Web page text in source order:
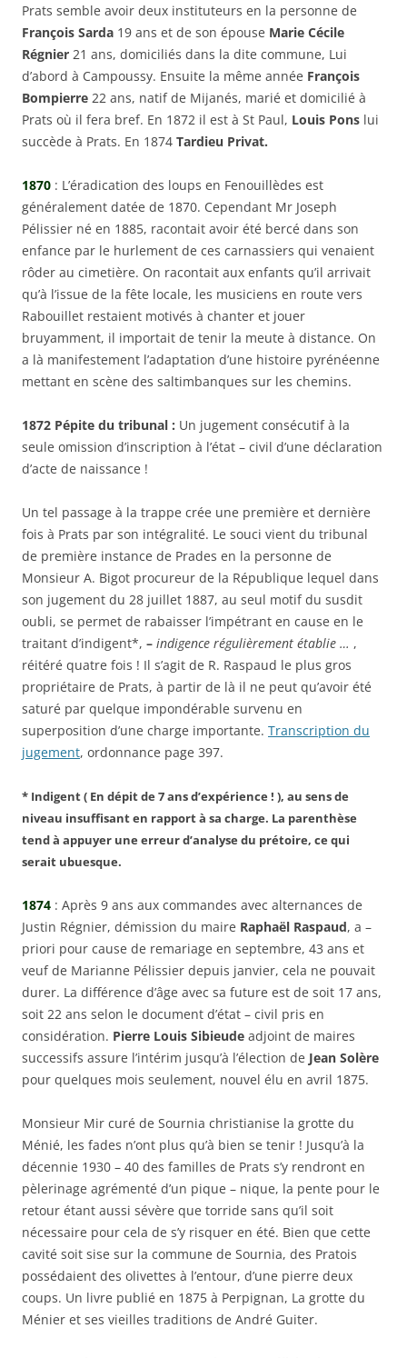
Prats semble avoir deux instituteurs en la personne de
François Sarda 19 ans et de son épouse Marie Cécile
Régnier 21 ans, domiciliés dans la dite commune, Lui
d’abord à Campoussy. Ensuite la même année François
Bompierre 22 ans, natif de Mijanés, marié et domicilié à
Prats où il fera bref. En 1872 il est à St Paul, Louis Pons lui
succède à Prats. En 1874 Tardieu Privat.
1870 : L’éradication des loups en Fenouillèdes est
généralement datée de 1870. Cependant Mr Joseph
Pélissier né en 1885, racontait avoir été bercé dans son
enfance par le hurlement de ces carnassiers qui venaient
rôder au cimetière. On racontait aux enfants qu’il arrivait
qu’à l’issue de la fête locale, les musiciens en route vers
Rabouillet restaient motivés à chanter et jouer
bruyamment, il importait de tenir la meute à distance. On
a là manifestement l’adaptation d’une histoire pyrénéenne
mettant en scène des saltimbanques sur les chemins.
1872 Pépite du tribunal : Un jugement consécutif à la
seule omission d’inscription à l’état – civil d’une déclaration
d’acte de naissance !
Un tel passage à la trappe crée une première et dernière
fois à Prats par son intégralité. Le souci vient du tribunal
de première instance de Prades en la personne de
Monsieur A. Bigot procureur de la République lequel dans
son jugement du 28 juillet 1887, au seul motif du susdit
oubli, se permet de rabaisser l’impétrant en cause en le
traitant d’indigent*, – indigence régulièrement établie … ,
réitéré quatre fois ! Il s’agit de R. Raspaud le plus gros
propriétaire de Prats, à partir de là il ne peut qu’avoir été
saturé par quelque impondérable survenu en
superposition d’une charge importante. Transcription du
jugement, ordonnance page 397.
* Indigent ( En dépit de 7 ans d’expérience ! ), au sens de
niveau insuffisant en rapport à sa charge. La parenthèse
tend à appuyer une erreur d’analyse du prétoire, ce qui
serait ubuesque.
1874 : Après 9 ans aux commandes avec alternances de
Justin Régnier, démission du maire Raphaël Raspaud, a –
priori pour cause de remariage en septembre, 43 ans et
veuf de Marianne Pélissier depuis janvier, cela ne pouvait
durer. La différence d’âge avec sa future est de soit 17 ans,
soit 22 ans selon le document d’état – civil pris en
considération. Pierre Louis Sibieude adjoint de maires
successifs assure l’intérim jusqu’à l’élection de Jean Solère
pour quelques mois seulement, nouvel élu en avril 1875.
Monsieur Mir curé de Sournia christianise la grotte du
Ménié, les fades n’ont plus qu’à bien se tenir ! Jusqu’à la
décennie 1930 – 40 des familles de Prats s’y rendront en
pèlerinage agrémenté d’un pique – nique, la pente pour le
retour étant aussi sévère que torride sans qu’il soit
nécessaire pour cela de s’y risquer en été. Bien que cette
cavité soit sise sur la commune de Sournia, des Pratois
possédaient des olivettes à l’entour, d’une pierre deux
coups. Un livre publié en 1875 à Perpignan, La grotte du
Ménier et ses vieilles traditions de André Guiter.